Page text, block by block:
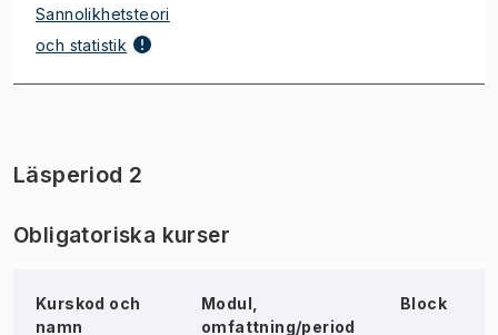
Sannolikhetsteori
och statistik
Läsperiod 2
Obligatoriska kurser
Kurskod och
namn
Modul,
omfattning/period
Block